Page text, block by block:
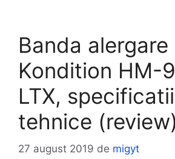
Banda alergare
Kondition HM-
LTX, specificatii
tehnice (review)
27 august 2019 de migyt